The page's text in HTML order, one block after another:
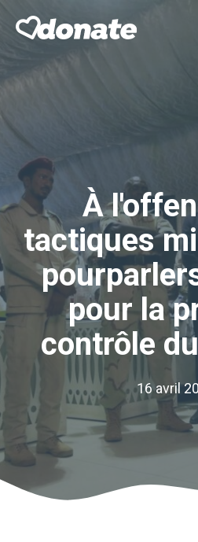
À
tactiques
pour la
contrôle
16 avril